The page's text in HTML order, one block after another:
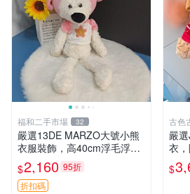
福和二手市場 32
嚴選13DE MARZO大號小熊
衣服裝飾，高40cm浮毛浮
灰，詳觀後再拍。二手收藏請
珍惜。 13DE MARZO 二手
小熊 衣服裝飾
$2,160 95折
折扣碼
古色
嚴
衣
童
衣
$